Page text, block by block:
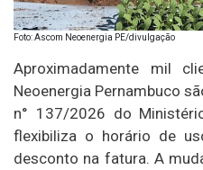
Foto: Ascom Neoenergia PE/divulgação
Aproximadamente mil
Neoenergia Pernambuco
n° 137/2026 do
flexibiliza o horário de
desconto na fatura. A